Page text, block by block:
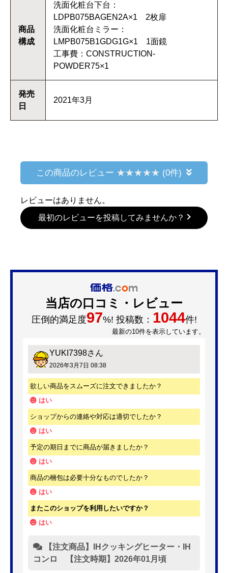
商品
構成
洗面化粧台下台：
LDPB075BAGEN2A×1 2枚扉
洗面化粧台ミラー：
LMPB075B1GDG1G×1 1面鏡
工事費：CONSTRUCTION-
POWDER75×1
発売
日
2021年3月
この商品のレビュー (0件)
レビューはありません。
最初のレビューを投稿してみませんか？
当店の口コミ・レビュー
圧倒的満足度97%! 投稿数： 1044件!
最新の10件を表示しています。
YUKI7398さん
2026年3月7日 08:38
欲しい商品をスムーズに注文できましたか？
はい
ショップからの連絡や対応は適切でしたか？
はい
予定の期日までに商品が届きましたか？
はい
商品の梱包は必要十分なものでしたか？
はい
またこのショップを利用したいですか？
はい
【注文商品】IHクッキングヒーター・IH
コンロ 【注文時期】2026年01月頃